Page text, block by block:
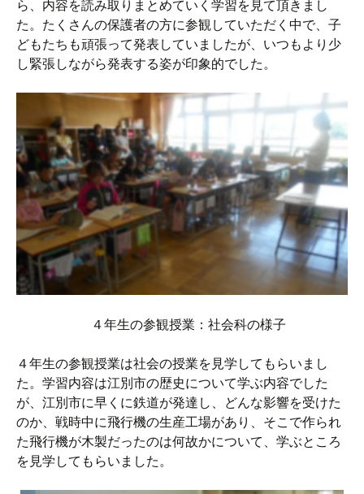
ら、内容を読み取りまとめていく学習を見て頂きまし
た。たくさんの保護者の方に参観していただく中で、子
どもたちも頑張って発表していましたが、いつもより少
し緊張しながら発表する姿が印象的でした。
４年生の参観授業：社会科の様子
４年生の参観授業は社会の授業を見学してもらいまし
た。学習内容は江別市の歴史について学ぶ内容でした
が、江別市に早くに鉄道が発達し、どんな影響を受けた
のか、戦時中に飛行機の生産工場があり、そこで作られ
た飛行機が木製だったのは何故かについて、学ぶところ
を見学してもらいました。